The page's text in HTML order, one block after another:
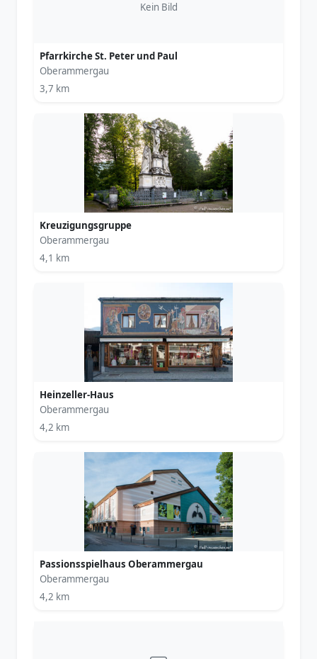
Kein Bild
Pfarrkirche St. Peter und Paul
Oberammergau
3,7 km
Kreuzigungsgruppe
Oberammergau
4,1 km
Heinzeller-Haus
Oberammergau
4,2 km
Passionsspielhaus Oberammergau
Oberammergau
4,2 km